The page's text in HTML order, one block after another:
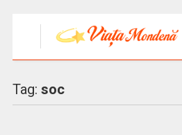
Tag: soc